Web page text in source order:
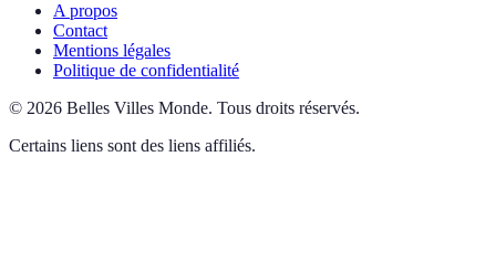
A propos
Contact
Mentions légales
Politique de confidentialité
© 2026 Belles Villes Monde. Tous droits réservés.
Certains liens sont des liens affiliés.